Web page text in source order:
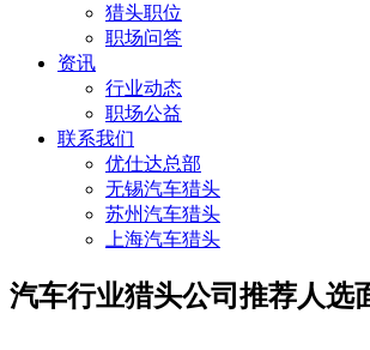
猎头职位
职场问答
资讯
行业动态
职场公益
联系我们
优仕达总部
无锡汽车猎头
苏州汽车猎头
上海汽车猎头
汽车行业猎头公司推荐人选